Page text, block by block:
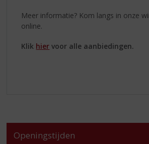
Meer informatie? Kom langs in onze
online.
Klik hier voor alle aanbiedingen.
Openingstijden